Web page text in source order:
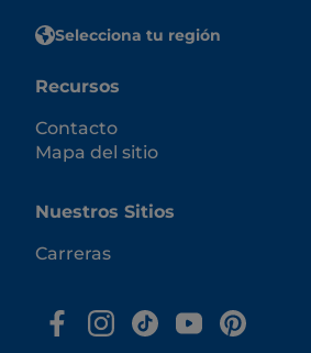
Selecciona tu región
Recursos
Contacto
Mapa del sitio
Nuestros Sitios
Carreras